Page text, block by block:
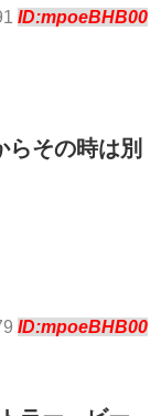
ID:mpoeBHB00
らその時は別
ID:mpoeBHB00